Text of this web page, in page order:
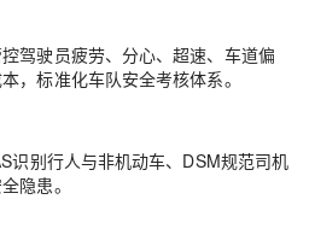
驾驶员疲劳、分心、超速、车道偏
，标准化车队安全考核体系。
识别行人与非机动车、DSM规范司机
隐患。